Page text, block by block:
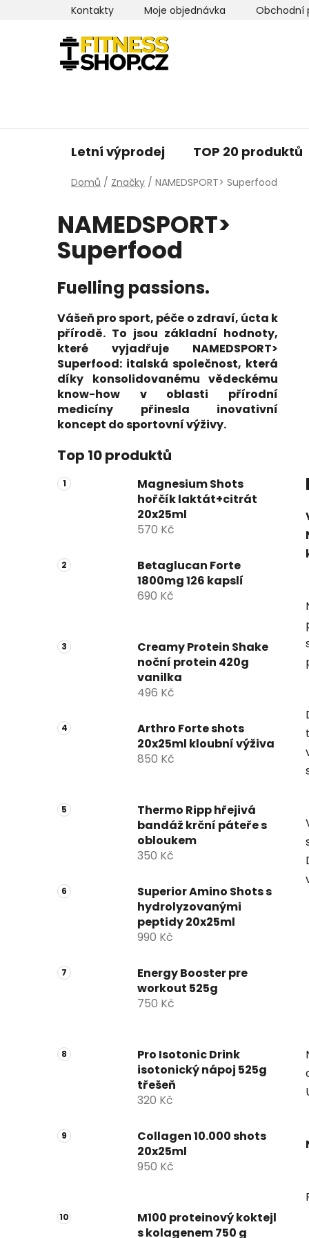
Kontakty Moje objednávka Obchodní
Letní výprodej TOP 20 produktů
Domů / Značky / NAMEDSPORT> Superfood
NAMEDSPORT>
Superfood
Fuelling passions.
Vášeň pro sport, péče o zdraví, úcta k
přírodě. To jsou základní hodnoty,
které vyjadřuje NAMEDSPORT>
Superfood: italská společnost, která
díky konsolidovanému vědeckému
know-how v oblasti přírodní
medicíny přinesla inovativní
koncept do sportovní výživy.
P
o
s
n
a
n
Top 10 produktů
Magnesium Shots
hořčík laktát+citrát
20x25ml
570 Kč
Betaglucan Forte
1800mg 126 kapslí
690 Kč
Creamy Protein Shake
noční protein 420g
vanilka
496 Kč
Arthro Forte shots
20x25ml kloubní výživa
850 Kč
Thermo Ripp hřejivá
bandáž krční páteře s
obloukem
350 Kč
Superior Amino Shots s
hydrolyzovanými
peptidy 20x25ml
990 Kč
Energy Booster pre
workout 525g
750 Kč
Pro Isotonic Drink
isotonický nápoj 525g
třešeň
320 Kč
Collagen 10.000 shots
20x25ml
950 Kč
M100 proteinový koktejl
s kolagenem 750 g